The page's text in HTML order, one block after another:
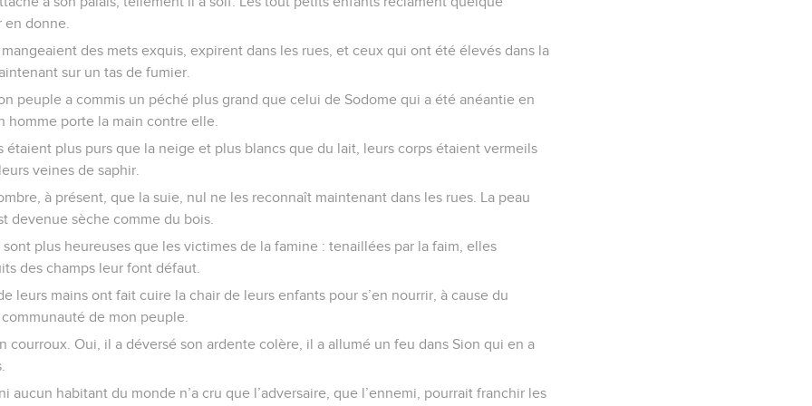
donne.
des mets exquis, expirent dans les rues, et ceux qui ont été élevés dans la
sur un tas de fumier.
peuple a commis un péché plus grand que celui de Sodome qui a été anéantie en
homme porte la main contre elle.
étaient plus purs que la neige et plus blancs que du lait, leurs corps étaient vermeils
veines de saphir.
à présent, que la suie, nul ne les reconnaît maintenant dans les rues. La peau
devenue sèche comme du bois.
plus heureuses que les victimes de la famine : tenaillées par la faim, elles
des champs leur font défaut.
leurs mains ont fait cuire la chair de leurs enfants pour s’en nourrir, à cause du
de mon peuple.
courroux. Oui, il a déversé son ardente colère, il a allumé un feu dans Sion qui en a
aucun habitant du monde n’a cru que l’adversaire, que l’ennemi, pourrait franchir les